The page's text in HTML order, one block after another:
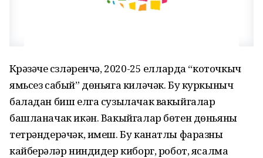
Күрәзәче сүзләренчә, 2020-25 елларда “коточкыч
ямьсез сабый” дөньяга киләчәк. Бу куркыныч
баладан биш елга сузылачак вакыйгалар
башланачак икән. Вакыйгалар бөтен дөньяны
тетрәндерәчәк, имеш. Бу канатлы фаразны
кайберәүләр ниндидер киборг, робот, ясалма